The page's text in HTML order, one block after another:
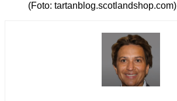
(Foto: tartanblog.scotlandshop.com)